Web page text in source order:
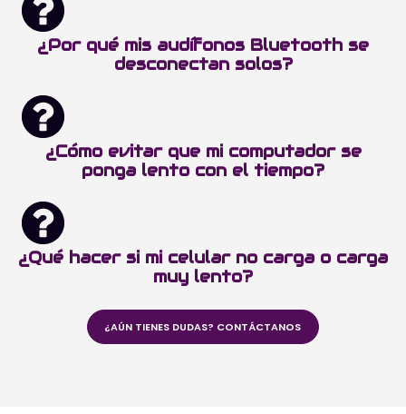
¿Por qué mis audífonos Bluetooth se
desconectan solos?
¿Cómo evitar que mi computador se
ponga lento con el tiempo?
¿Qué hacer si mi celular no carga o carga
muy lento?
¿AÚN TIENES DUDAS? CONTÁCTANOS